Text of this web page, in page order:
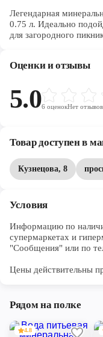
Легендарная
0.75 л. Идеально
для загородного
Оценки и отзывы
5.06 оценокНет отзывов
Товар доступен в
Кузнецова, 8
Условия
Информацию по
супермаркетах и
"Сообщения" или по
Цены действительны
Рядом на полке
4.8